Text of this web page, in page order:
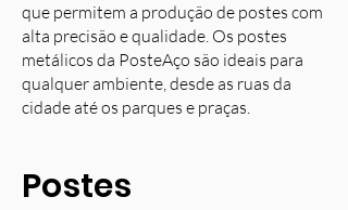
que permitem a produção de postes com
alta precisão e qualidade. Os postes
metálicos da PosteAço são ideais para
qualquer ambiente, desde as ruas da
cidade até os parques e praças.
Postes